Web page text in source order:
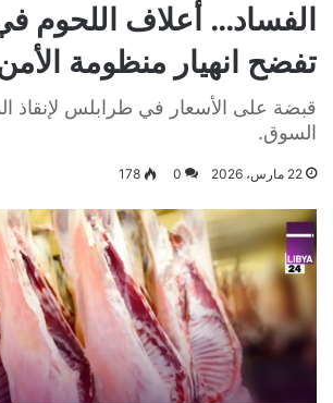
الفساد… أعلاف اللحوم في
تفضح انهيار منظومة
قبضة على الأسعار في طرابلس لإنقاذ
السوق.
22 مارس، 2026 0
178